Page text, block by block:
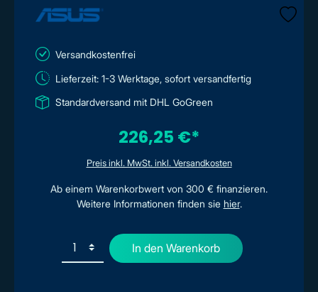
Versandkostenfrei
Lieferzeit: 1-3 Werktage, sofort versandfertig
Standardversand mit DHL GoGreen
226,25 €*
Preis inkl. MwSt. inkl. Versandkosten
Ab einem Warenkorbwert von 300 € finanzieren.
Weitere Informationen finden sie hier.
In den Warenkorb